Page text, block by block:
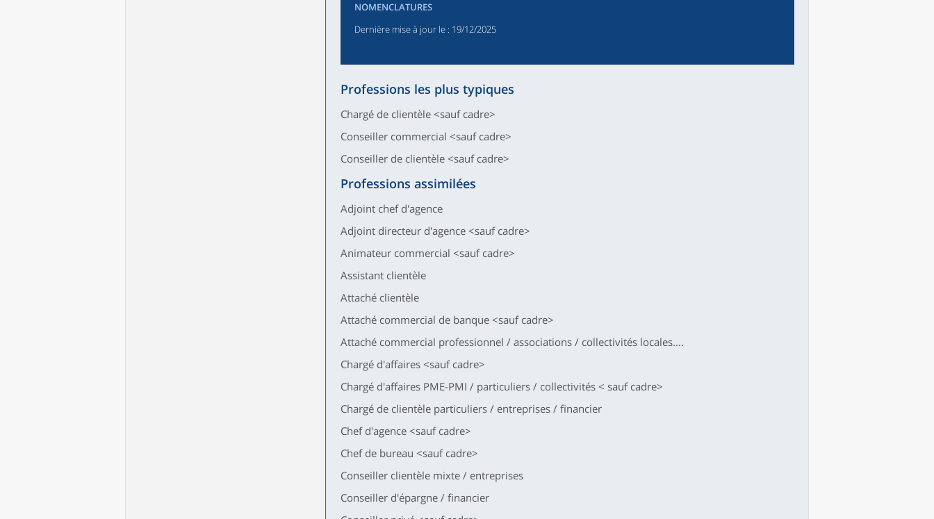
NOMENCLATURES
Dernière mise à jour le : 19/12/2025
Professions les plus typiques
Chargé de clientèle <sauf cadre>
Conseiller commercial <sauf cadre>
Conseiller de clientèle <sauf cadre>
Professions assimilées
Adjoint chef d'agence
Adjoint directeur d'agence <sauf cadre>
Animateur commercial <sauf cadre>
Assistant clientèle
Attaché clientèle
Attaché commercial de banque <sauf cadre>
Attaché commercial professionnel / associations / collectivités locales....
Chargé d'affaires <sauf cadre>
Chargé d'affaires PME-PMI / particuliers / collectivités < sauf cadre>
Chargé de clientèle particuliers / entreprises / financier
Chef d'agence <sauf cadre>
Chef de bureau <sauf cadre>
Conseiller clientèle mixte / entreprises
Conseiller d'épargne / financier